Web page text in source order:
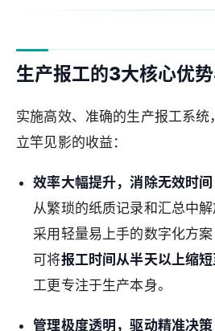
生产报工的3大核心优
实施高效、准确的生产报工系
立竿见影的收益：
效率大幅提升，消除无效时间
从繁琐的纸质记录和汇总中解
采用轻量易上手的数字化方案
可将报工时间从半天以上缩
工更专注于生产本身。
管理极度透明，驱动精准决策